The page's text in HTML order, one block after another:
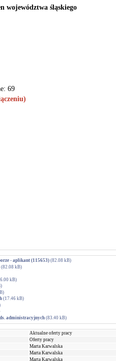
województwa śląskiego
69
- aplikant (115653)(82.08 kB)
(82.08 kB)
kB)
(17.46 kB)
administracyjnych(83.40 kB)
Aktualne oferty pracy
Oferty pracy
Marta Karwalska
Marta Karwalska
Marta Karwalska